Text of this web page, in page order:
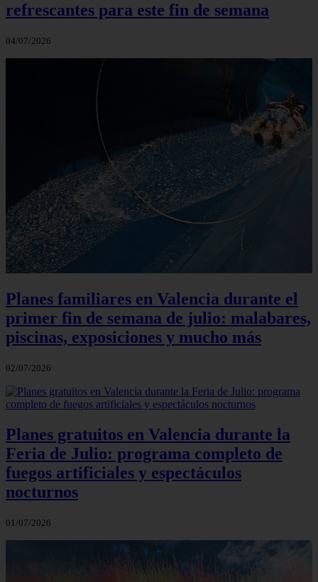
refrescantes para este fin de semana
04/07/2026
Planes familiares en Valencia durante el
primer fin de semana de julio: malabares,
piscinas, exposiciones y mucho más
02/07/2026
Planes gratuitos en Valencia durante la
Feria de Julio: programa completo de
fuegos artificiales y espectáculos
nocturnos
01/07/2026